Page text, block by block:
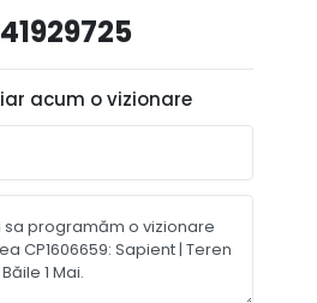
acum o vizionare